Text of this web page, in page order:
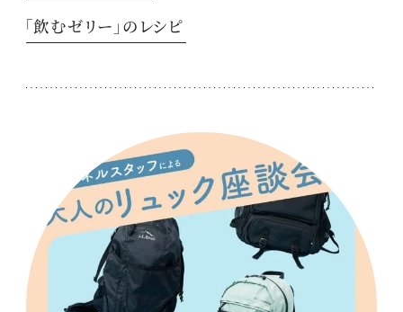
「飲むゼリー」のレシピ